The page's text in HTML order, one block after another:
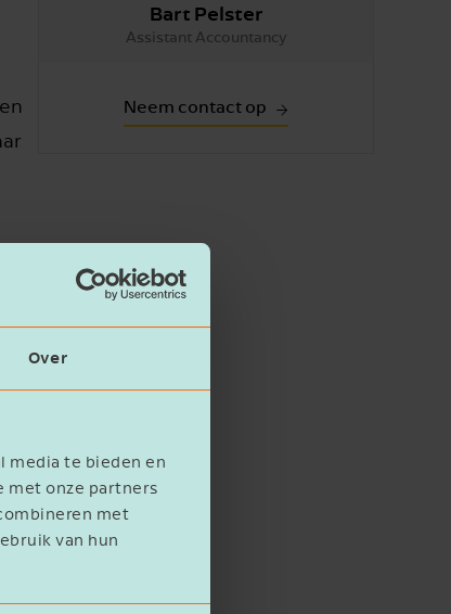
Over
media te bieden en
met onze partners
met
van hun
Bart Pelster
Assistant Accountancy
Neem contact op